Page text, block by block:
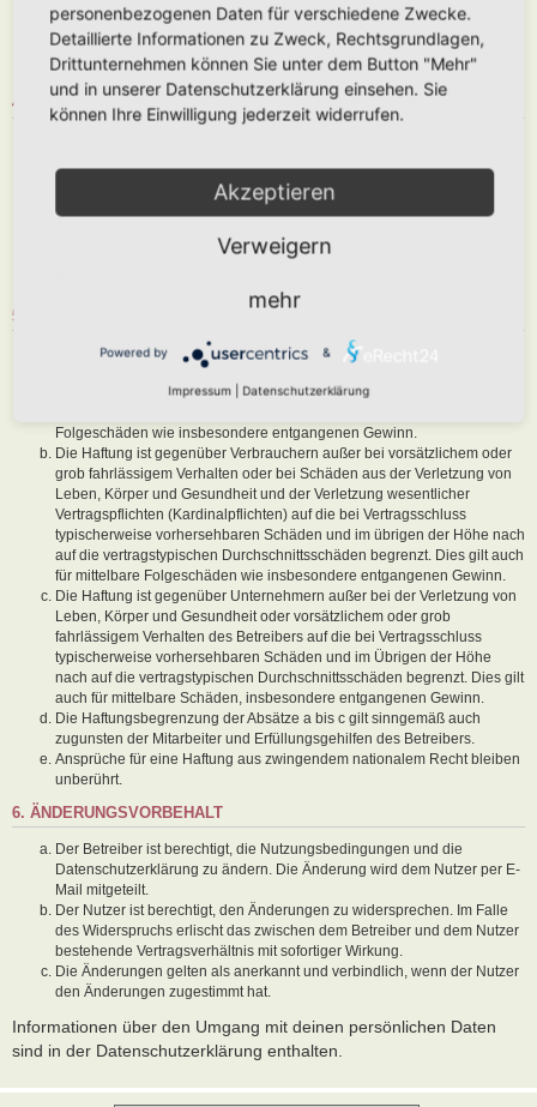
sperren.
Du gestattest dem Betreiber darüber hinaus, deine Beiträge
abzuändern, sofern sie gegen o. g. Regeln verstoßen oder geeignet
sind, dem Betreiber oder einem Dritten Schaden zuzufügen.
4. GENERAL PUBLIC LICENSE
www.phpbb.com
Informationen werden durch die deutschsprachige Community unter
www.phpbb.dezur Verfügung gestellt. Beide haben keinen Einfluss auf
die Art und Weise, wie die Software verwendet wird. Sie können
insbesondere die Verwendung der Software für bestimmte Zwecke nicht
5. GEWÄHRLEISTUNG
Der Betreiber haftet mit Ausnahme der Verletzung von Leben, Körper
und Gesundheit und der Verletzung wesentlicher Vertragspflichten
(Kardinalpflichten) nur für Schäden, die auf ein vorsätzliches oder grob
Folgeschäden wie insbesondere entgangenen Gewinn.
Die Haftung ist gegenüber Verbrauchern außer bei vorsätzlichem oder
grob fahrlässigem Verhalten oder bei Schäden aus der Verletzung von
Leben, Körper und Gesundheit und der Verletzung wesentlicher
Vertragspflichten (Kardinalpflichten) auf die bei Vertragsschluss
typischerweise vorhersehbaren Schäden und im übrigen der Höhe nach
auf die vertragstypischen Durchschnittsschäden begrenzt. Dies gilt auch
für mittelbare Folgeschäden wie insbesondere entgangenen Gewinn.
Die Haftung ist gegenüber Unternehmern außer bei der Verletzung von
Leben, Körper und Gesundheit oder vorsätzlichem oder grob
fahrlässigem Verhalten des Betreibers auf die bei Vertragsschluss
typischerweise vorhersehbaren Schäden und im Übrigen der Höhe
nach auf die vertragstypischen Durchschnittsschäden begrenzt. Dies gilt
auch für mittelbare Schäden, insbesondere entgangenen Gewinn.
Die Haftungsbegrenzung der Absätze a bis c gilt sinngemäß auch
zugunsten der Mitarbeiter und Erfüllungsgehilfen des Betreibers.
Ansprüche für eine Haftung aus zwingendem nationalem Recht bleiben
unberührt.
6. ÄNDERUNGSVORBEHALT
Der Betreiber ist berechtigt, die Nutzungsbedingungen und die
Datenschutzerklärung zu ändern. Die Änderung wird dem Nutzer per E-
Mail mitgeteilt.
Der Nutzer ist berechtigt, den Änderungen zu widersprechen. Im Falle
des Widerspruchs erlischt das zwischen dem Betreiber und dem Nutzer
bestehende Vertragsverhältnis mit sofortiger Wirkung.
Die Änderungen gelten als anerkannt und verbindlich, wenn der Nutzer
den Änderungen zugestimmt hat.
Informationen über den Umgang mit deinen persönlichen Daten
sind in der Datenschutzerklärung enthalten.
personenbezogenen Daten für verschiedene Zwecke.
Detaillierte Informationen zu Zweck, Rechtsgrundlagen,
Drittunternehmen können Sie unter dem Button "Mehr"
und in unserer Datenschutzerklärung einsehen. Sie
können Ihre Einwilligung jederzeit widerrufen.
Akzeptieren
Verweigern
mehr
Powered by &
Impressum Datenschutzerklärung